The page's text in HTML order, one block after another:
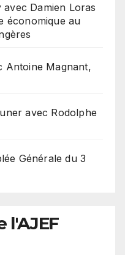
avec Damien Loras
économique au
Antoine Magnant,
avec Rodolphe
Générale du 3
l'AJEF